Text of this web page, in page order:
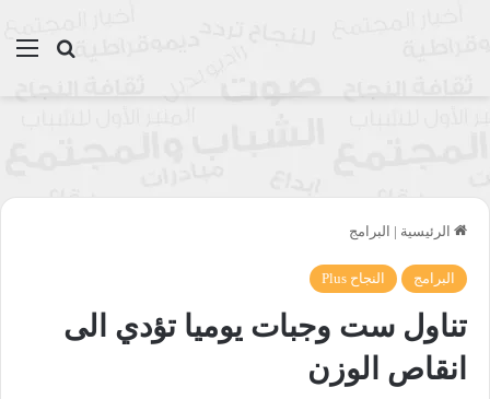
بحث
الرئيسية | البرامج
البرامج النجاح Plus
تناول ست وجبات يوميا تؤدي الى
انقاص الوزن